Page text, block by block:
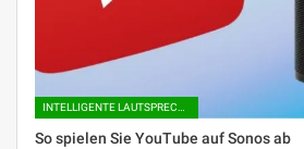
So spielen Sie YouTube auf Sonos ab